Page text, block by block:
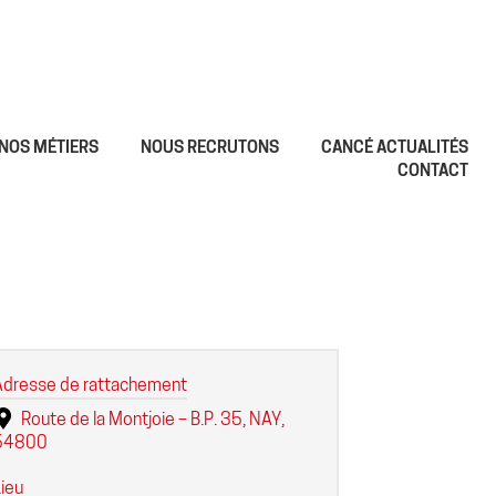
MÉTIERS NOUS RECRUTONS
CANCÉ ACTUALITÉS
CONTACT
de rattachement
Route de la Montjoie – B.P. 35, NAY,